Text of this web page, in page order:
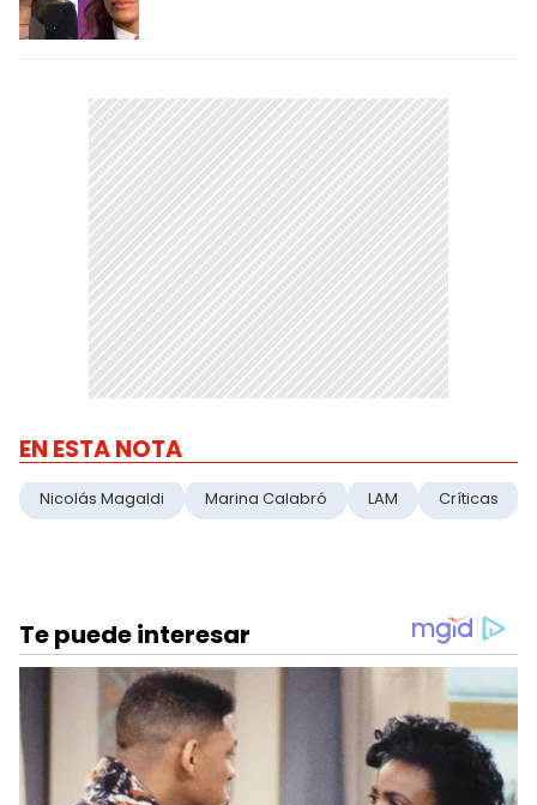
EN ESTA NOTA
Nicolás Magaldi Marina Calabró LAM Críticas